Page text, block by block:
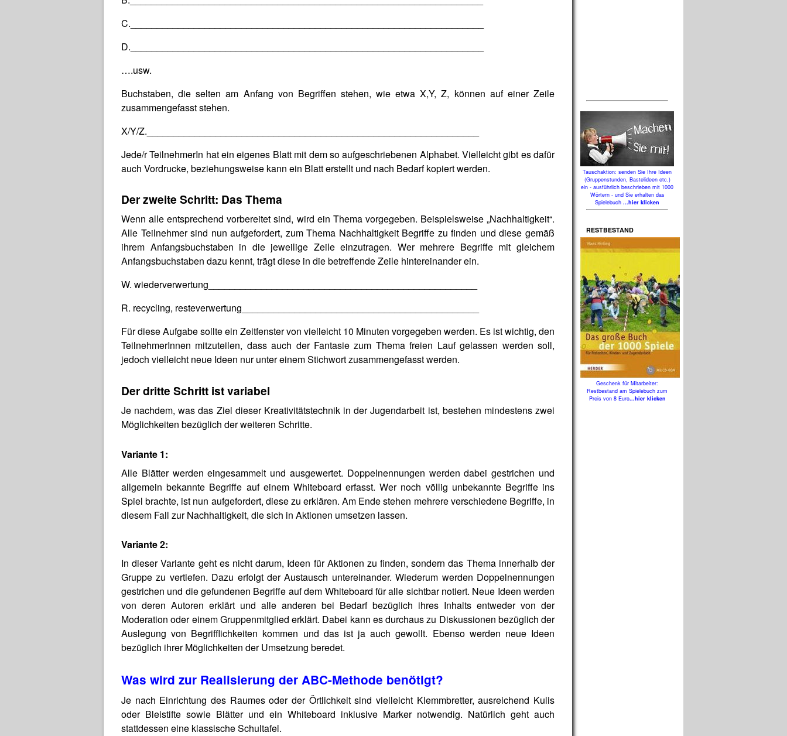
Tauschaktion: senden Sie Ihre Ideen
(Gruppenstunden, Bastelideen etc.)
ein - ausführlich beschrieben mit 1000
Wörtern - und Sie erhalten das
Spielebuch ...hier klicken
RESTBESTAND
Geschenk für Mitarbeiter:
Restbestand am Spielebuch zum
Preis von 8 Euro...hier klicken
C.___________________________________________________________________
D.___________________________________________________________________
….usw.
Buchstaben, die selten am Anfang von Begriffen stehen, wie etwa X,Y, Z, können auf einer Zeile
zusammengefasst stehen.
X/Y/Z._______________________________________________________________
Jede/r TeilnehmerIn hat ein eigenes Blatt mit dem so aufgeschriebenen Alphabet. Vielleicht gibt es dafür
auch Vordrucke, beziehungsweise kann ein Blatt erstellt und nach Bedarf kopiert werden.
Der zweite Schritt: Das Thema
Wenn alle entsprechend vorbereitet sind, wird ein Thema vorgegeben. Beispielsweise „Nachhaltigkeit“.
Alle Teilnehmer sind nun aufgefordert, zum Thema Nachhaltigkeit Begriffe zu finden und diese gemäß
ihrem Anfangsbuchstaben in die jeweilige Zeile einzutragen. Wer mehrere Begriffe mit gleichem
Anfangsbuchstaben dazu kennt, trägt diese in die betreffende Zeile hintereinander ein.
W. wiederverwertung___________________________________________________
R. recycling, resteverwertung_____________________________________________
Für diese Aufgabe sollte ein Zeitfenster von vielleicht 10 Minuten vorgegeben werden. Es ist wichtig, den
TeilnehmerInnen mitzuteilen, dass auch der Fantasie zum Thema freien Lauf gelassen werden soll,
jedoch vielleicht neue Ideen nur unter einem Stichwort zusammengefasst werden.
Der dritte Schritt ist variabel
Je nachdem, was das Ziel dieser Kreativitätstechnik in der Jugendarbeit ist, bestehen mindestens zwei
Möglichkeiten bezüglich der weiteren Schritte.
Variante 1:
Alle Blätter werden eingesammelt und ausgewertet. Doppelnennungen werden dabei gestrichen und
allgemein bekannte Begriffe auf einem Whiteboard erfasst. Wer noch völlig unbekannte Begriffe ins
Spiel brachte, ist nun aufgefordert, diese zu erklären. Am Ende stehen mehrere verschiedene Begriffe, in
diesem Fall zur Nachhaltigkeit, die sich in Aktionen umsetzen lassen.
Variante 2:
In dieser Variante geht es nicht darum, Ideen für Aktionen zu finden, sondern das Thema innerhalb der
Gruppe zu vertiefen. Dazu erfolgt der Austausch untereinander. Wiederum werden Doppelnennungen
gestrichen und die gefundenen Begriffe auf dem Whiteboard für alle sichtbar notiert. Neue Ideen werden
von deren Autoren erklärt und alle anderen bei Bedarf bezüglich ihres Inhalts entweder von der
Moderation oder einem Gruppenmitglied erklärt. Dabei kann es durchaus zu Diskussionen bezüglich der
Auslegung von Begrifflichkeiten kommen und das ist ja auch gewollt. Ebenso werden neue Ideen
bezüglich ihrer Möglichkeiten der Umsetzung beredet.
Was wird zur Realisierung der ABC-Methode benötigt?
Je nach Einrichtung des Raumes oder der Örtlichkeit sind vielleicht Klemmbretter, ausreichend Kulis
oder Bleistifte sowie Blätter und ein Whiteboard inklusive Marker notwendig. Natürlich geht auch
stattdessen eine klassische Schultafel.